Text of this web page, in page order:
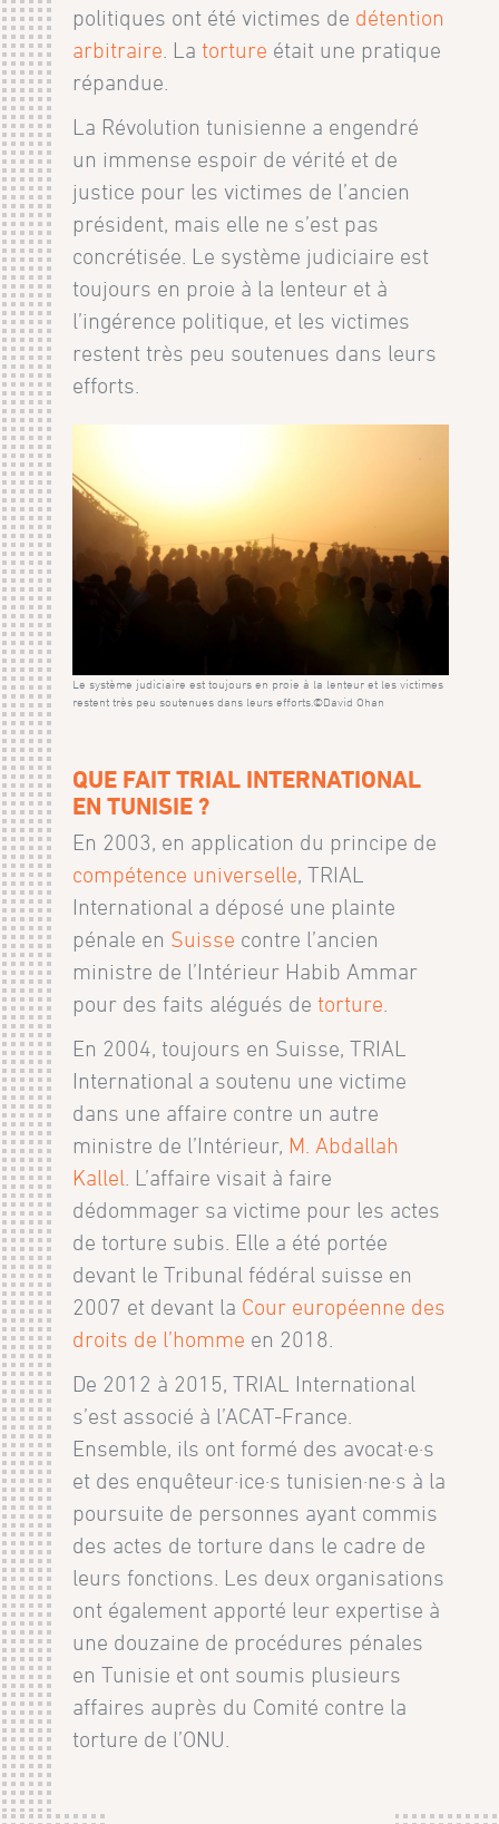
politiques ont été victimes de détention
arbitraire. La torture était une pratique
répandue.
La Révolution tunisienne a engendré
un immense espoir de vérité et de
justice pour les victimes de l’ancien
président, mais elle ne s’est pas
concrétisée. Le système judiciaire est
toujours en proie à la lenteur et à
l’ingérence politique, et les victimes
restent très peu soutenues dans leurs
efforts.
Le système judiciaire est toujours en proie à la lenteur et les victimes
restent très peu soutenues dans leurs efforts.©David Ohan
QUE FAIT TRIAL INTERNATIONAL
EN TUNISIE ?
En 2003, en application du principe de
compétence universelle, TRIAL
International a déposé une plainte
pénale en Suisse contre l’ancien
ministre de l’Intérieur Habib Ammar
pour des faits alégués de torture
En 2004, toujours en Suisse, TRIAL
International a soutenu une victime
dans une affaire contre un autre
ministre de l’Intérieur, M. Abdallah
Kallel . L’affaire visait à faire
dédommager sa victime pour les actes
de torture subis. Elle a été portée
devant le Tribunal fédéral suisse en
2007 et devant la Cour européenne des
droits de l’homme en 2018.
De 2012 à 2015, TRIAL International
s’est associé à l’ACAT-France.
Ensemble, ils ont formé des avocat·e·s
et des enquêteur·ice·s tunisien·ne·s à la
poursuite de personnes ayant commis
des actes de torture dans le cadre de
leurs fonctions. Les deux organisations
ont également apporté leur expertise à
une douzaine de procédures pénales
en Tunisie et ont soumis plusieurs
affaires auprès du Comité contre la
torture de l’ONU.